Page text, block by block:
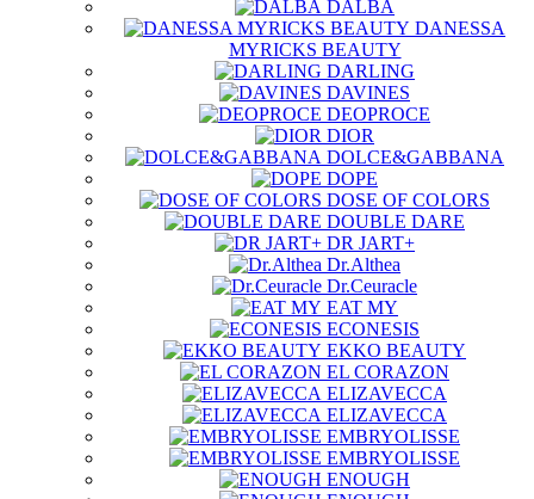
DALBA
DANESSA
MYRICKS BEAUTY
DARLING
DAVINES
DEOPROCE
DIOR
DOLCE&GABBANA
DOPE
DOSE OF COLORS
DOUBLE DARE
DR JART+
Dr.Althea
Dr.Ceuracle
EAT MY
ECONESIS
EKKO BEAUTY
EL CORAZON
ELIZAVECCA
ELIZAVECCA
EMBRYOLISSE
EMBRYOLISSE
ENOUGH